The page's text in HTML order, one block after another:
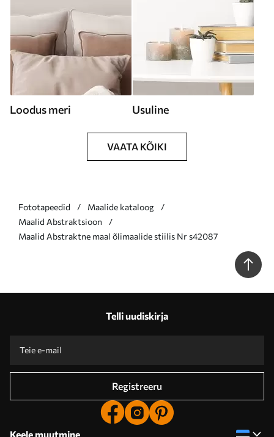
Loodus meri Usuline
VAATA KÕIKI
Fototapeedid
Maalide kataloog
Maalid Abstraktsioon
Maalid Abstraktne maal õlimaalide stiilis Nr s42087
Telli uudiskirja
Registreeru
Keele muutmine